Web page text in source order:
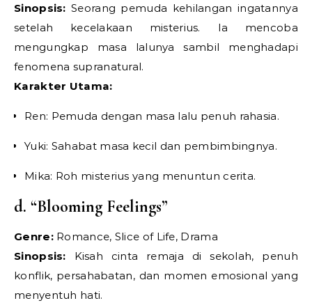
Sinopsis: Seorang pemuda kehilangan ingatannya
setelah kecelakaan misterius. Ia mencoba
mengungkap masa lalunya sambil menghadapi
fenomena supranatural.
Karakter Utama:
Ren: Pemuda dengan masa lalu penuh rahasia.
Yuki: Sahabat masa kecil dan pembimbingnya.
Mika: Roh misterius yang menuntun cerita.
d. “Blooming Feelings”
Genre:Romance, Slice of Life, Drama
Sinopsis: Kisah cinta remaja di sekolah, penuh
konflik, persahabatan, dan momen emosional yang
menyentuh hati.